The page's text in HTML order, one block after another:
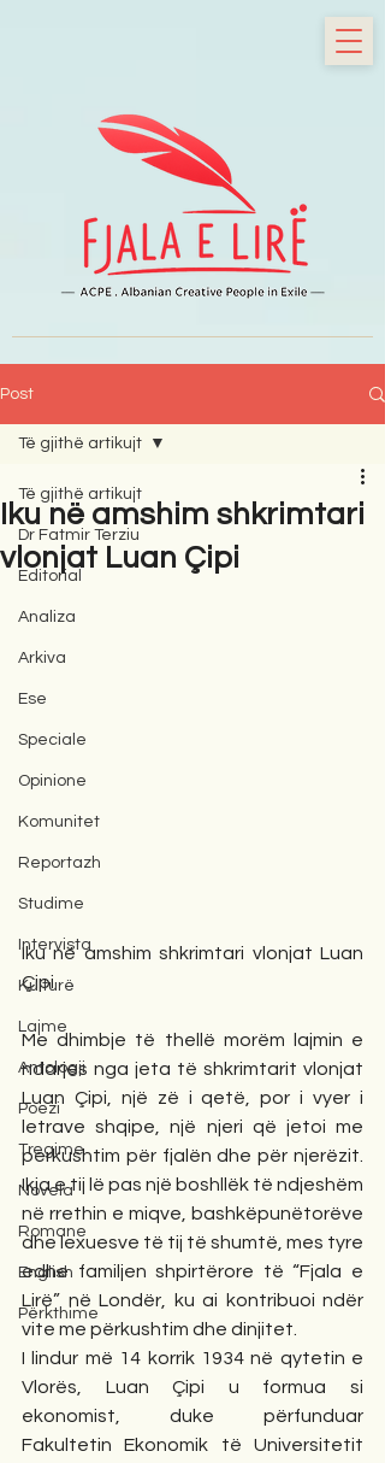
Post
Të gjithë artikujt
Dr Fatmir Terziu
Editorial
Analiza
Arkiva
Ese
Speciale
Opinione
Komunitet
Reportazh
Studime
Intervista
Kulturë
Lajme
Antologji
Poezi
Tregime
Novela
Romane
English
Përkthime
Të gjithë artikujt
Iku në amshim shkrimtari
vlonjat Luan Çipi
Iku në amshim shkrimtari vlonjat Luan
Çipi
Me dhimbje të thellë morëm lajmin e
ndarjes nga jeta të shkrimtarit vlonjat
Luan Çipi, një zë i qetë, por i vyer i
letrave shqipe, një njeri që jetoi me
përkushtim për fjalën dhe për njerëzit.
Ikja e tij lë pas një boshllëk të ndjeshëm
në rrethin e miqve, bashkëpunëtorëve
dhe lexuesve të tij të shumtë, mes tyre
edhe familjen shpirtërore të “Fjala e
Lirë” në Londër, ku ai kontribuoi ndër
vite me përkushtim dhe dinjitet.
I lindur më 14 korrik 1934 në qytetin e
Vlorës, Luan Çipi u formua si
ekonomist, duke përfunduar
Fakultetin Ekonomik të Universitetit